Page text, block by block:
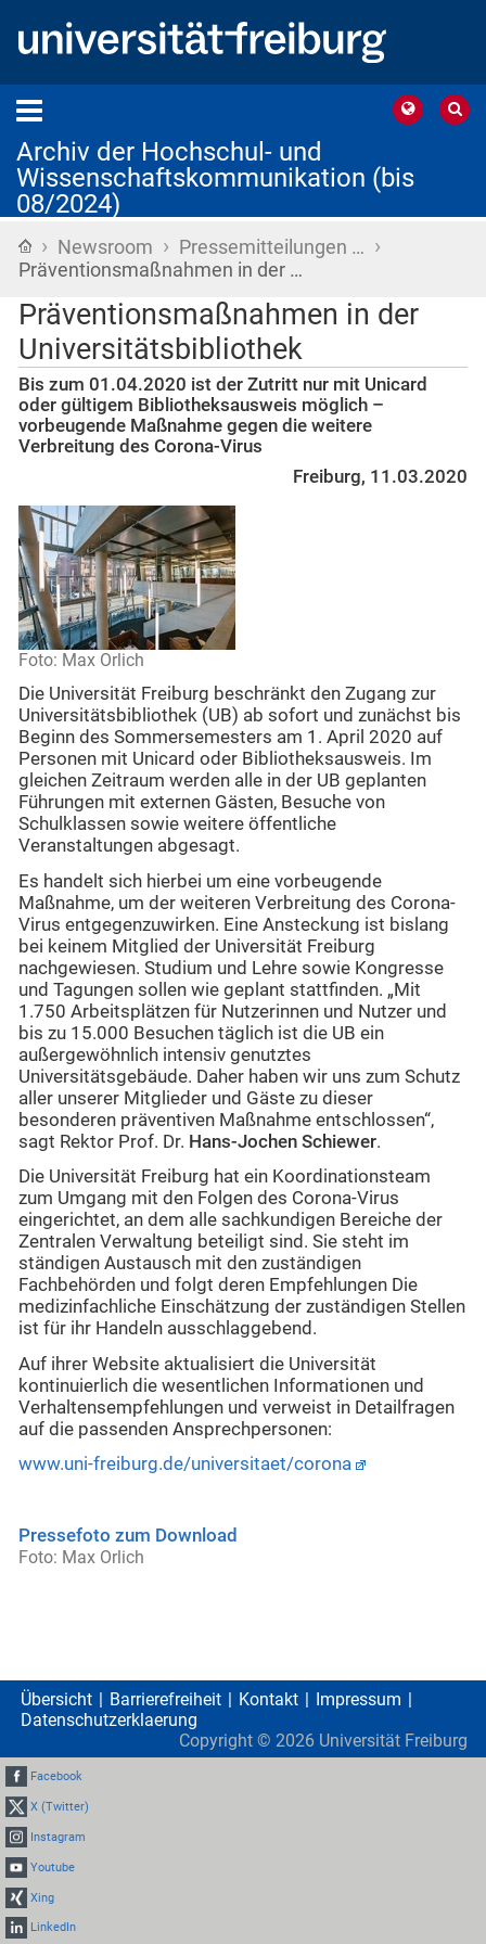
Archiv der Hochschul- und
Wissenschaftskommunikation (bis
08/2024)
Startseite
› Newsroom › Pressemitteilungen … ›
Präventionsmaßnahmen in der …
Präventionsmaßnahmen in der
Universitätsbibliothek
Bis zum 01.04.2020 ist der Zutritt nur mit Unicard
oder gültigem Bibliotheksausweis möglich –
vorbeugende Maßnahme gegen die weitere
Verbreitung des Corona-Virus
Freiburg, 11.03.2020
Foto: Max Orlich
Die Universität Freiburg beschränkt den Zugang zur
Universitätsbibliothek (UB) ab sofort und zunächst bis
Beginn des Sommersemesters am 1. April 2020 auf
Personen mit Unicard oder Bibliotheksausweis. Im
gleichen Zeitraum werden alle in der UB geplanten
Führungen mit externen Gästen, Besuche von
Schulklassen sowie weitere öffentliche
Veranstaltungen abgesagt.
Es handelt sich hierbei um eine vorbeugende
Maßnahme, um der weiteren Verbreitung des Corona-
Virus entgegenzuwirken. Eine Ansteckung ist bislang
bei keinem Mitglied der Universität Freiburg
nachgewiesen. Studium und Lehre sowie Kongresse
und Tagungen sollen wie geplant stattfinden. „Mit
1.750 Arbeitsplätzen für Nutzerinnen und Nutzer und
bis zu 15.000 Besuchen täglich ist die UB ein
außergewöhnlich intensiv genutztes
Universitätsgebäude. Daher haben wir uns zum Schutz
aller unserer Mitglieder und Gäste zu dieser
besonderen präventiven Maßnahme entschlossen“,
sagt Rektor Prof. Dr. Hans-Jochen Schiewer.
Die Universität Freiburg hat ein Koordinationsteam
zum Umgang mit den Folgen des Corona-Virus
eingerichtet, an dem alle sachkundigen Bereiche der
Zentralen Verwaltung beteiligt sind. Sie steht im
ständigen Austausch mit den zuständigen
Fachbehörden und folgt deren Empfehlungen Die
medizinfachliche Einschätzung der zuständigen Stellen
ist für ihr Handeln ausschlaggebend.
Auf ihrer Website aktualisiert die Universität
kontinuierlich die wesentlichen Informationen und
Verhaltensempfehlungen und verweist in Detailfragen
auf die passenden Ansprechpersonen:
www.uni-freiburg.de/universitaet/corona
Pressefoto zum Download
Foto: Max Orlich
Übersicht Barrierefreiheit Kontakt
Impressum
Datenschutzerklaerung
Copyright © 2026 Universität Freiburg
Facebook
X (Twitter)
Instagram
Youtube
Xing
LinkedIn